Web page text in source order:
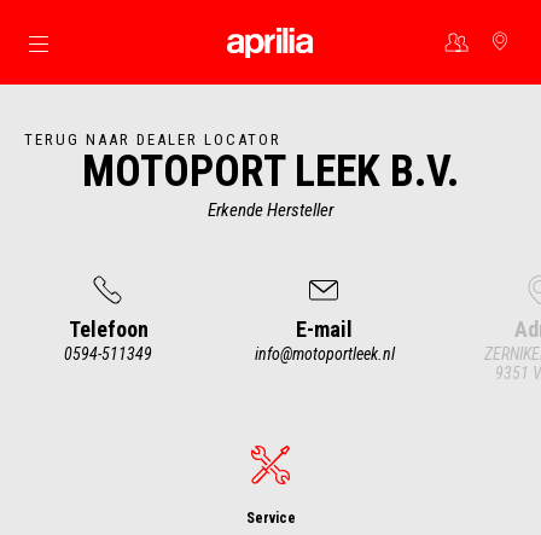
Ga naar de hoofdcontent
TERUG NAAR DEALER LOCATOR
MOTOPORT LEEK B.V.
Erkende Hersteller
Telefoon
0594-511349
E-mail
info@motoportleek.nl
9351
Service